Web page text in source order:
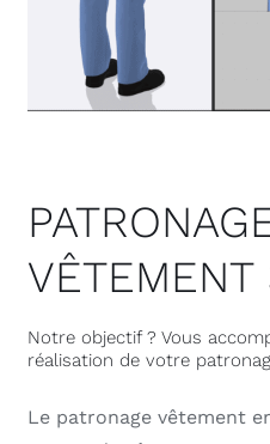
VÊTEMENT
Notre objectif ? Vous
réalisation de votre
Le patronage vêtement